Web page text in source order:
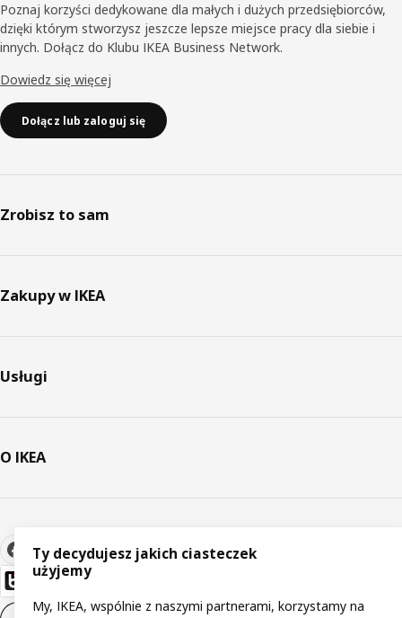
Poznaj korzyści dedykowane dla małych i dużych przedsiębiorców,
dzięki którym stworzysz jeszcze lepsze miejsce pracy dla siebie i
innych. Dołącz do Klubu IKEA Business Network.
Dowiedz się więcej
Dołącz lub zaloguj się
Zrobisz to sam
Zakupy w IKEA
Usługi
O IKEA
Ty decydujesz jakich ciasteczek
użyjemy
My, IKEA, wspólnie z naszymi partnerami, korzystamy na